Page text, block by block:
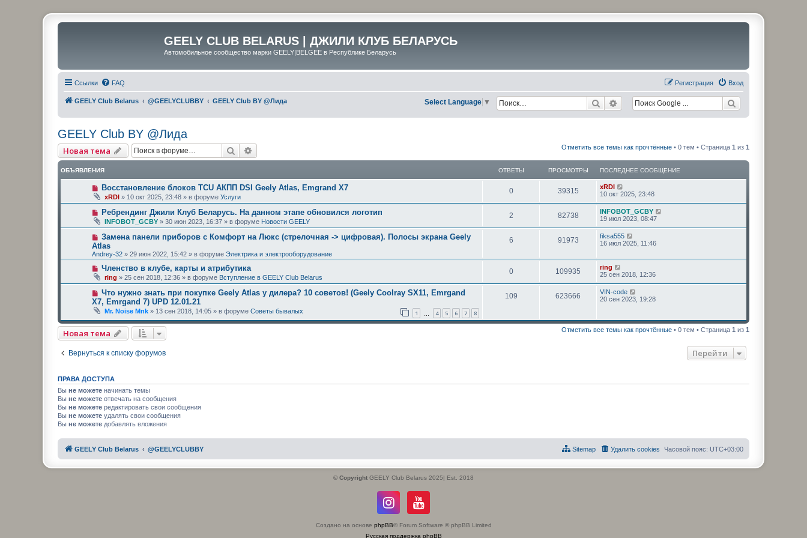
GEELY CLUB BELARUS | ДЖИЛИ КЛУБ БЕЛАРУСЬ
Автомобильное сообщество марки GEELY|BELGEE в Республике Беларусь
Ссылки FAQ Вход
Регистрация
GEELY Club Belarus @GEELYCLUBBY GEELY Club BY @Лида Поиск Расширенный поиск
Select Language ▼
GEELY Club BY @Лида
Новая тема Поиск Отметить все темы как прочтённые • 0 тем • Страница 1 из 1
ОБЪЯВЛЕНИЯ ОТВЕТЫ ПРОСМОТРЫ ПОСЛЕДНЕЕ СООБЩЕНИЕ
Восстановление блоков TCU АКПП DSI Geely Atlas, Emgrand X7
xRDI » 10 окт 2025, 23:48 » в форуме Услуги
0 39315
xRDI
10 окт 2025, 23:48
Ребрендинг Джили Клуб Беларусь. На данном этапе обновился логотип
INFOBOT_GCBY » 30 июн 2023, 16:37 » в форуме Новости GEELY
2 82738
INFOBOT_GCBY
19 июл 2023, 08:47
Замена панели приборов с Комфорт на Люкс (стрелочная -> цифровая). Полосы экрана Geely
Atlas
Andrey-32 » 29 июн 2022, 15:42 » в форуме Электрика и электрооборудование
6 91973
fiksa555
16 июл 2025, 11:46
Членство в клубе, карты и атрибутика
ring » 25 сен 2018, 12:36 » в форуме Вступление в GEELY Club Belarus
0 109935
ring
25 сен 2018, 12:36
Что нужно знать при покупке Geely Atlas у дилера? 10 советов! (Geely Coolray SX11, Emrgand
X7, Emrgand 7) UPD 12.01.21
Mr. Noise Mnk » 13 сен 2018, 14:05 » в форуме Советы бывалых 1 4 5 6 7 8
109 623666
VIN-code
20 сен 2023, 19:28
Новая тема Отметить все темы как прочтённые • 0 тем • Страница 1 из 1
Вернуться к списку форумов Перейти
ПРАВА ДОСТУПА
Вы не можете начинать темы
Вы не можете отвечать на сообщения
Вы не можете редактировать свои сообщения
Вы не можете удалять свои сообщения
Вы не можете добавлять вложения
GEELY Club Belarus @GEELYCLUBBY Часовой пояс: UTC+03:00
Удалить cookies
Sitemap
© Copyright GEELY Club Belarus 2025| Est. 2018
Создано на основе phpBB® Forum Software © phpBB Limited
Русская поддержка phpBB